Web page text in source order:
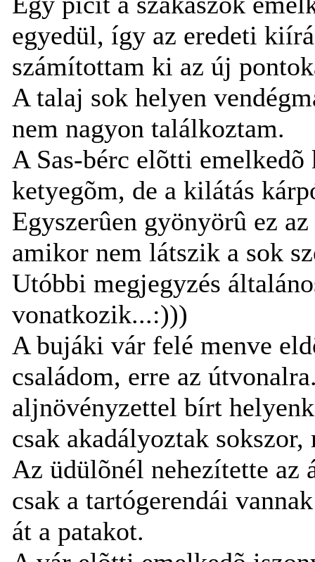
egyedül, így az eredeti
számítottam ki az új
A talaj sok helyen
nem nagyon találkoztam.
A Sas-bérc elõtti
ketyegõm, de a kilátás
Egyszerûen gyönyörû ez
amikor nem látszik a sok
Utóbbi megjegyzés
vonatkozik...:)))
A bujáki vár felé menve
családom, erre az
aljnövényzettel bírt
csak akadályoztak
Az üdülõnél nehezítette az
csak a tartógerendái
át a patakot.